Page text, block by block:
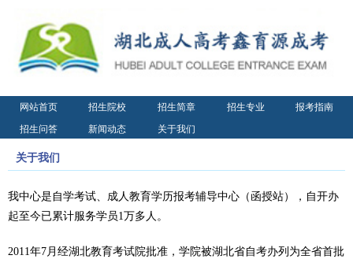
网站首页 招生院校 招生简章 招生专业
报考指南
招生问答
新闻动态 关于我们
关于我们
我中心是自学考试、成人教育学历报考辅导中心（函授站），自开办
起至今已累计服务学员1万多人。
2011年7月经湖北教育考试院批准，学院被湖北省自考办列为全省首批